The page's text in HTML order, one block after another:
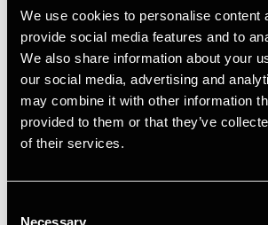
We use cookies to personalise content
provide social media features and to
We also share information about your
our social media, advertising and
may combine it with other information
provided to them or that they’ve
of their services.
Necessary
Borgere i
Også det i forvejen forhøjede
i yderkommuner bliver forhøjet. Det
disse kommuner, der modtager
loven og som i 2026 for første gang kan
befordringsfradrag for kørsel til deres